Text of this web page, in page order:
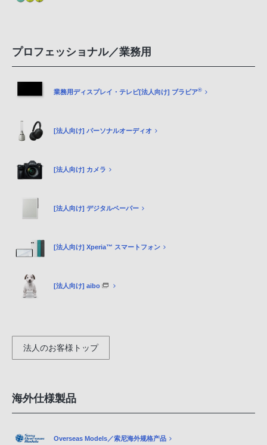
プロフェッショナル／業務用
業務用ディスプレイ・テレビ[法人向け] ブラビア®
[法人向け] パーソナルオーディオ
[法人向け] カメラ
[法人向け] デジタルペーパー
[法人向け] Xperia™ スマートフォン
[法人向け] aibo
法人のお客様トップ
海外仕様製品
Overseas Models／索尼海外规格产品